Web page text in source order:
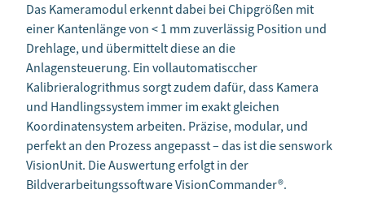
Das Kameramodul erkennt dabei bei Chipgrößen mit
einer Kantenlänge von < 1 mm zuverlässig Position und
Drehlage, und übermittelt diese an die
Anlagensteuerung. Ein vollautomatisccher
Kalibrieralogrithmus sorgt zudem dafür, dass Kamera
und Handlingssystem immer im exakt gleichen
Koordinatensystem arbeiten. Präzise, modular, und
perfekt an den Prozess angepasst – das ist die senswork
VisionUnit. Die Auswertung erfolgt in der
Bildverarbeitungssoftware VisionCommander®.